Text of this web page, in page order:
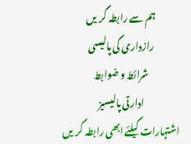
ہم سے رابطہ کریں
رازداری کی پالیسی
شرائط و ضوابط
ادارتی پالیسیز
اشتہارات کیلئے ابھی رابطہ کریں